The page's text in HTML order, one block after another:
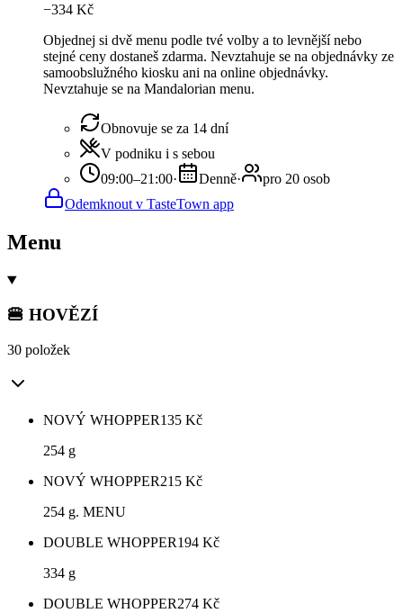
−334 Kč
Objednej si dvě menu podle tvé volby a to levnější nebo
stejné ceny dostaneš zdarma. Nevztahuje se na objednávky ze
samoobslužného kiosku ani na online objednávky.
Nevztahuje se na Mandalorian menu.
Obnovuje se za 14 dní
V podniku i s sebou
09:00–21:00· Denně·
pro 20 osob
Odemknout v TasteTown app
Menu
🍔 HOVĚZÍ
30 položek
NOVÝ WHOPPER135 Kč
254 g
NOVÝ WHOPPER215 Kč
254 g. MENU
DOUBLE WHOPPER194 Kč
334 g
DOUBLE WHOPPER274 Kč